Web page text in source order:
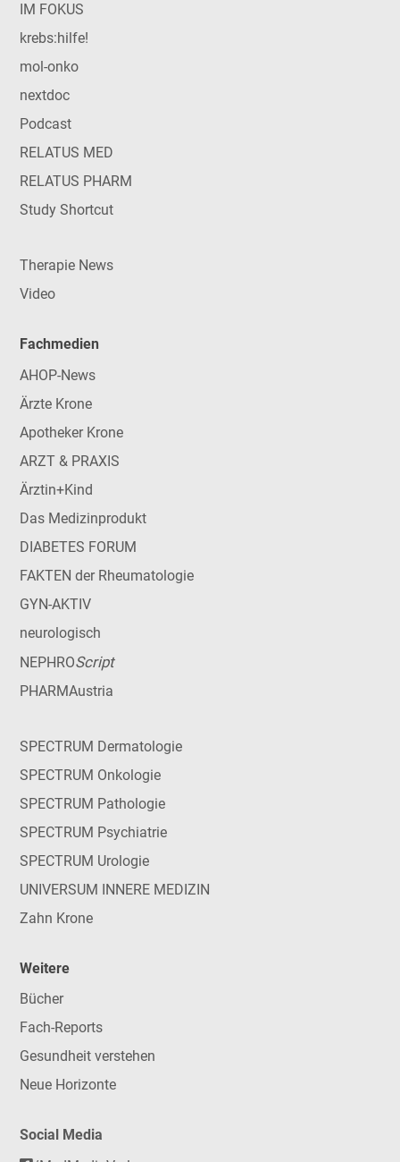
IM FOKUS
krebs:hilfe!
mol-onko
nextdoc
Podcast
RELATUS MED
RELATUS PHARM
Study Shortcut
Therapie News
Video
Fachmedien
AHOP-News
Ärzte Krone
Apotheker Krone
ARZT & PRAXIS
Ärztin+Kind
Das Medizinprodukt
DIABETES FORUM
FAKTEN der Rheumatologie
GYN-AKTIV
neurologisch
NEPHROScript
PHARMAustria
SPECTRUM Dermatologie
SPECTRUM Onkologie
SPECTRUM Pathologie
SPECTRUM Psychiatrie
SPECTRUM Urologie
UNIVERSUM INNERE MEDIZIN
Zahn Krone
Weitere
Bücher
Fach-Reports
Gesundheit verstehen
Neue Horizonte
Social Media